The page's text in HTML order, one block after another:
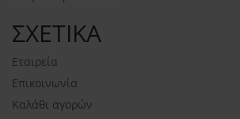
ΣΧΕΤΙΚΑ
Εταιρεία
Επικοινωνία
Καλάθι αγορών